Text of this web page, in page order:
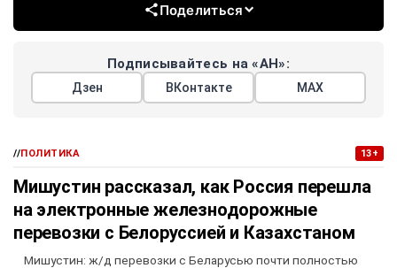
Поделиться
Подписывайтесь на «АН»:
Дзен ВКонтакте МАХ
//ПОЛИТИКА 13+
Мишустин рассказал, как Россия перешла
на электронные железнодорожные
перевозки с Белоруссией и Казахстаном
Мишустин: ж/д перевозки с Беларусью почти полностью